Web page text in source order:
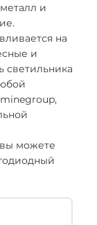
и
на
и
светильника
можете